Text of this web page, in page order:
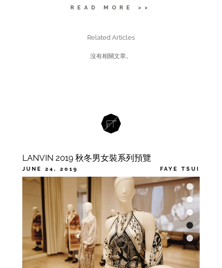
READ MORE >>
Related Articles
沒有相關文章。
LANVIN 2019 秋冬男女裝系列預覽
JUNE 24, 2019 FAYE TSUI